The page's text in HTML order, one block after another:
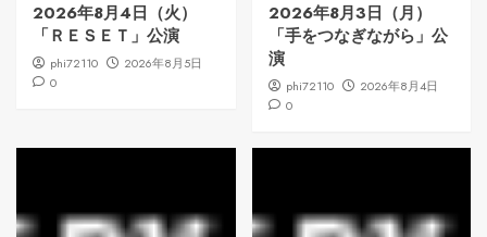
2026年8月4日（火）
「ＲＥＳＥＴ」公演
phi72110
2026年8月5日
0
2026年8月3日（月）
「手をつなぎながら」公
演
phi72110
2026年8月4日
0